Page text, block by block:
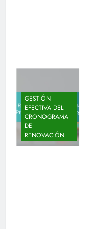
GESTIÓN
EFECTIVA DEL
CRONOGRAMA
DE
RENOVACIÓN